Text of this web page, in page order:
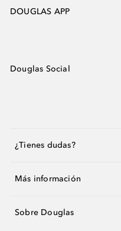
DOUGLAS APP
Douglas Social
¿Tienes dudas?
Más información
Sobre Douglas